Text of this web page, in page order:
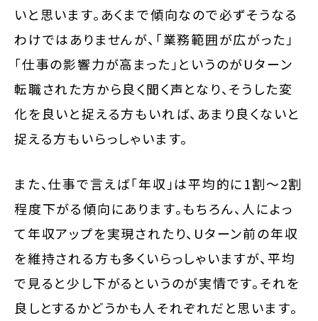
いと思います。あくまで傾向なので必ずそうなる
わけではありませんが、「業務範囲が広がった」
「仕事の影響力が高まった」というのがUターン
転職された方から良く聞く声となり、そうした変
化を良いと捉える方もいれば、あまり良くないと
捉える方もいらっしゃいます。
また、仕事で言えば「年収」は平均的に1割〜2割
程度下がる傾向にあります。もちろん、人によっ
て年収アップを実現されたり、Uターン前の年収
を維持される方も多くいらっしゃいますが、平均
で見ると少し下がるというのが実情です。それを
良しとするかどうかも人それぞれだと思います。